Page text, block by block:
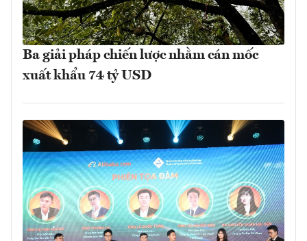
Ba giải pháp chiến lược nhằm cán mốc
xuất khẩu 74 tỷ USD